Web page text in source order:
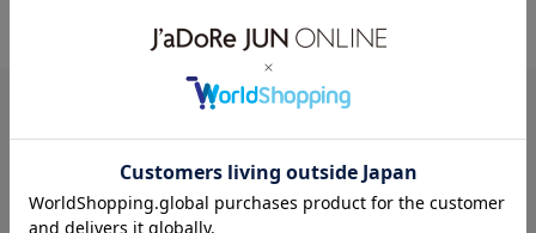
何かお困りですか？